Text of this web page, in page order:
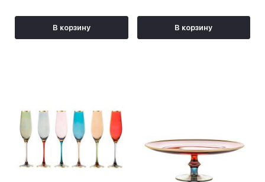
В корзину В корзину